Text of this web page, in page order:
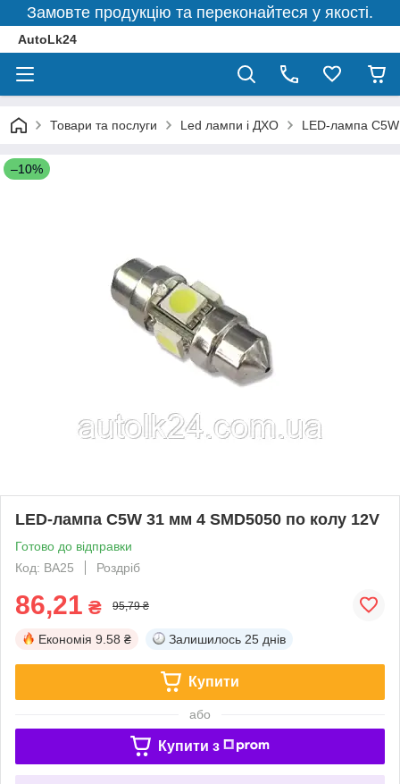
Замовте продукцію та переконайтеся у якості.
AutoLk24
Товари та послуги Led лампи і ДХО LED-лампа
–10%
LED-лампа C5W 31 мм 4 SMD5050 по колу 12V
Готово до відправки
Код: BA25
Роздріб
86,21 ₴ 95,79 ₴
Економія 9.58 ₴ Залишилось 25 днів
Купити
або
Купити з